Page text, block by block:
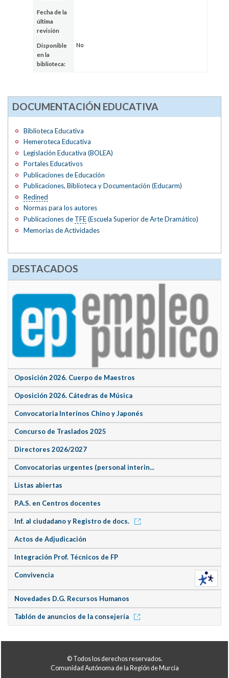
Fecha de la
última
revisión
Disponible
en la
biblioteca:
No
DOCUMENTACIÓN EDUCATIVA
Biblioteca Educativa
Hemeroteca Educativa
Legislación Educativa (BOLEA)
Portales Educativos
Publicaciones de Educación
Publicaciones, Biblioteca y Documentación (Educarm)
Redined
Normas para los autores
Publicaciones de TFE(Escuela Superior de Arte Dramático)
Memorias de Actividades
DESTACADOS
Oposición 2026. Cuerpo de Maestros
Oposición 2026. Cátedras de Música
Convocatoria Interinos Chino y Japonés
Concurso de Traslados 2025
Directores 2026/2027
Convocatorias urgentes (personal interin...
Listas abiertas
P.A.S. en Centros docentes
Inf. al ciudadano y Registro de docs.
Actos de Adjudicación
Integración Prof. Técnicos de FP
Convivencia
Novedades D.G. Recursos Humanos
Tablón de anuncios de la consejería
© Todos los derechos reservados.
Comunidad Autónoma de la Región de Murcia